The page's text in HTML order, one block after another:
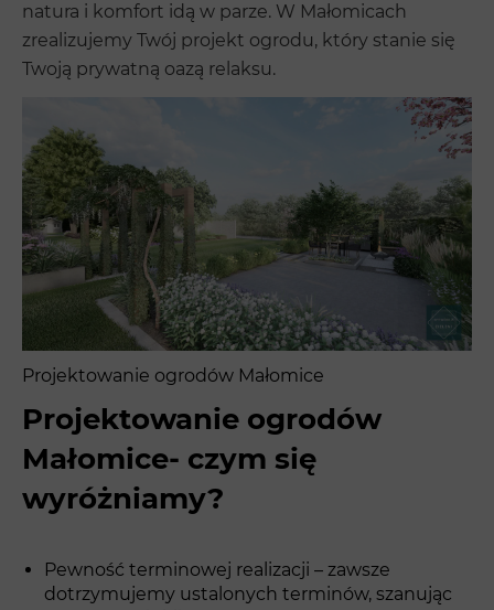
natura i komfort idą w parze. W Małomicach
zrealizujemy Twój projekt ogrodu, który stanie się
Twoją prywatną oazą relaksu.
Projektowanie ogrodów Małomice
Projektowanie ogrodów
Małomice- czym się
wyróżniamy?
Pewność terminowej realizacji – zawsze
dotrzymujemy ustalonych terminów, szanując